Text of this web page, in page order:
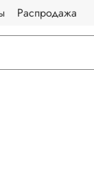
Распродажа